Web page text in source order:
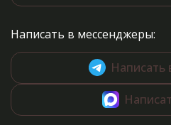
Написать в мессенджеры:
Написать